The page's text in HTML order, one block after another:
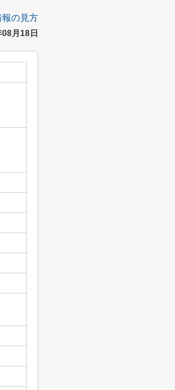
報の見方
月18日